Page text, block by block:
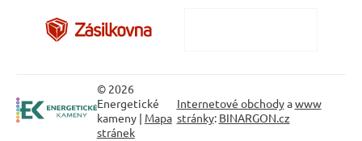
© 2026
Energetické
kameny | Mapa
stránek
Internetové obchodyawww
stránky: BINARGON.cz